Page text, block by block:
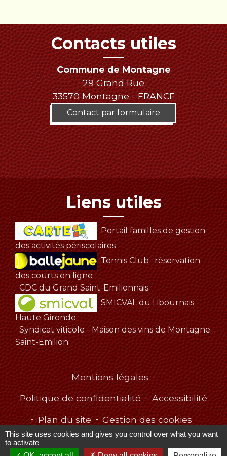
Contacts utiles
Commune de Montagne
29 Grand Rue
33570 Montagne - FRANCE
Contact par formulaire
Liens utiles
Portail familles de gestion
des activités périscolaires
Tennis Club : réservation
des courts en ligne
CDC du Grand Saint-Emilionnais
SMICVAL du Libournais
Haute Gironde
Syndicat viticole - Maison des vins de Montagne
Saint-Emilion
Mentions légales -
Politique de confidentialité - Accessibilité
- Plan du site - Gestion des cookies
This site uses cookies and gives you control over what you want
to activate